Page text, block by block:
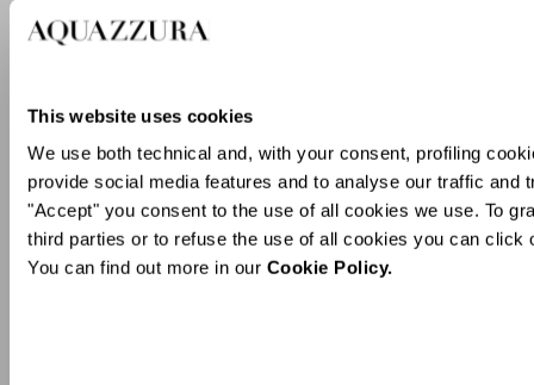
This website uses cookies
We use both technical and, with your consent, profiling
provide social media features and to analyse our traffic and
"Accept" you consent to the use of all cookies we use. To
third parties or to refuse the use of all cookies you can
You can find out more in our Cookie Policy.